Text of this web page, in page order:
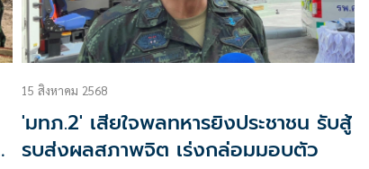
15 สิงหาคม 2568
'มทภ.2' เสียใจพลทหารยิงประชาชน รับสู้
รบส่งผลสภาพจิต เร่งกล่อมมอบตัว